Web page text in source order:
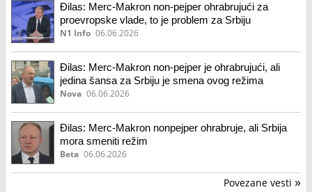
Đilas: Merc-Makron non-pejper ohrabrujući za
proevropske vlade, to je problem za Srbiju
N1 Info 06.06.2026
Đilas: Merc-Makron non-pejper je ohrabrujući, ali
jedina šansa za Srbiju je smena ovog režima
Nova 06.06.2026
Đilas: Merc-Makron nonpejper ohrabruje, ali Srbija
mora smeniti režim
Beta 06.06.2026
Povezane vesti »